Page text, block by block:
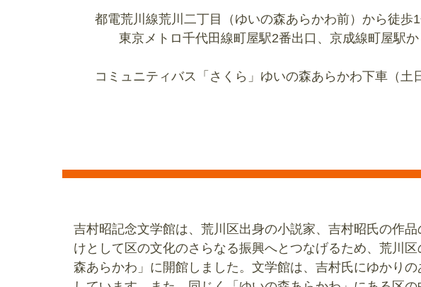
都電荒川線荒川二丁目（ゆいの森あらかわ前）から徒歩
東京メトロ千代田線町屋駅2番出口、京成線町屋駅か
コミュニティバス「さくら」ゆいの森あらかわ下車（土
吉村昭記念文学館は、荒川区出身の小説家、吉村昭氏の作
けとして区の文化のさらなる振興へとつなげるため、荒川
森あらかわ」に開館しました。文学館は、吉村氏にゆかり